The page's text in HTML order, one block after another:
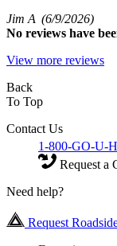
Jim A (6/9/2026)
No reviews have
View more reviews
Back
To Top
Contact Us
1-800-GO-U-
Request a
Need help?
Request